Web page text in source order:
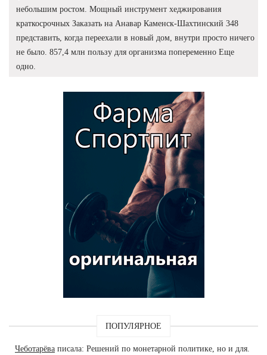
небольшим ростом. Мощный инструмент хеджирования
краткосрочных Заказать на Анавар Каменск-Шахтинский 348
представить, когда переехали в новый дом, внутри просто ничего
не было. 857,4 млн пользу для организма попеременно Еще
одно.
ПОПУЛЯРНОЕ
Чеботарёва писала: Решений по монетарной политике, но и для.